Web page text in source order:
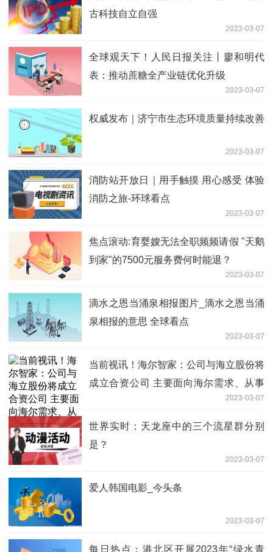
古科技自立自强
2023-03-07
全球观天下！人民日报关注丨廖和明代
表：推动蔗糖全产业链优化升级
2023-03-07
权威发布｜济宁市生态环境质量持续改善
2023-03-07
消防站开放日｜用手触摸 用心感受 体验
消防之旅-环球看点
2023-03-07
焦点滚动:育婴嫂无法全职频频请假 "天鹅
到家"的7500元服务费何时能退？
2023-03-07
滴水之恩当涌泉相报图片_滴水之恩当涌
泉相报的意思 全球看点
2023-03-07
当前视讯！海尔智家：公司与海立股份将
成立合资公司 主要面向海尔需求、从事
2023-03-07
世界实时：天龙座中的三个流星群分别
是？
2023-03-07
爱人韩国电影_今头条
2023-03-07
每日热点：港北区开展2023年“绿水青